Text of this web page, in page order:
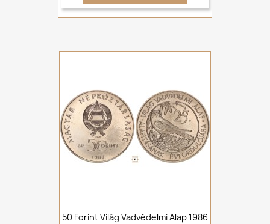
50 Forint Világ Vadvédelmi Alap 1986